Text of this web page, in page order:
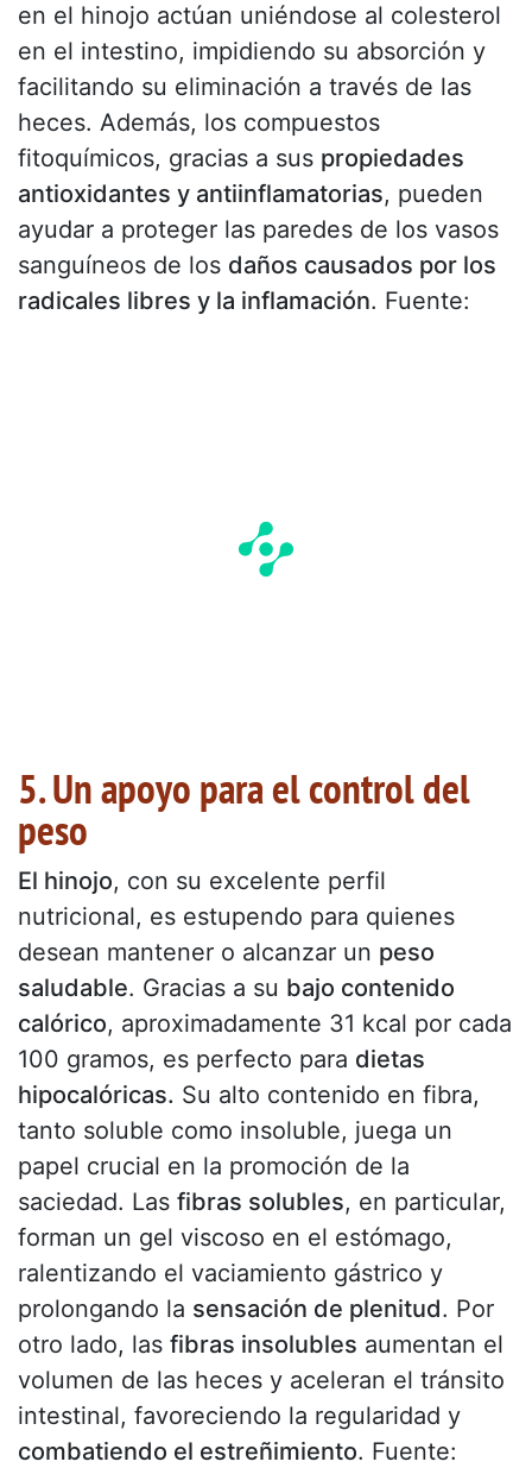
en el hinojo actúan uniéndose al colesterol
en el intestino, impidiendo su absorción y
facilitando su eliminación a través de las
heces. Además, los compuestos
fitoquímicos, gracias a sus propiedades
antioxidantes y antiinflamatorias, pueden
ayudar a proteger las paredes de los vasos
sanguíneos de los daños causados por los
radicales libres y la inflamación. Fuente:
5. Un apoyo para el control del
peso
El hinojo, con su excelente perfil
nutricional, es estupendo para quienes
desean mantener o alcanzar un peso
saludable. Gracias a su bajo contenido
calórico, aproximadamente 31 kcal por cada
100 gramos, es perfecto para dietas
hipocalóricas. Su alto contenido en fibra,
tanto soluble como insoluble, juega un
papel crucial en la promoción de la
saciedad. Las fibras solubles, en particular,
forman un gel viscoso en el estómago,
ralentizando el vaciamiento gástrico y
prolongando la sensación de plenitud. Por
otro lado, las fibras insolubles aumentan el
volumen de las heces y aceleran el tránsito
intestinal, favoreciendo la regularidad y
combatiendo el estreñimiento. Fuente: